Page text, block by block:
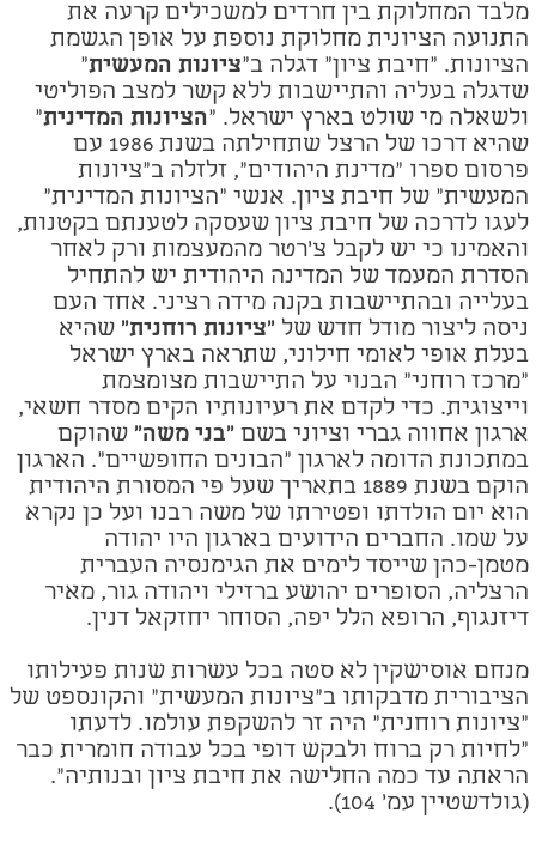
מלבד המחלוקת בין חרדים למשכילים קרעה את
התנועה הציונית מחלוקת נוספת על אופן הגשמת
הציונות. "חיבת ציון" דגלה ב"ציונות המעשית"
שדגלה בעליה והתיישבות ללא קשר למצב הפוליטי
ולשאלה מי שולט בארץ ישראל. "הציונות המדינית"
שהיא דרכו של הרצל שתחילתה בשנת 1986 עם
פרסום ספרו "מדינת היהודים", זלזלה ב"ציונות
המעשית" של חיבת ציון. אנשי "הציונות המדינית"
לעגו לדרכה של חיבת ציון שעסקה לטענתם בקטנות,
והאמינו כי יש לקבל צ'רטר מהמעצמות ורק לאחר
הסדרת המעמד של המדינה היהודית יש להתחיל
בעלייה ובהתיישבות בקנה מידה רציני. אחד העם
ניסה ליצור מודל חדש של"ציונות רוחנית"שהיא
בעלת אופי לאומי חילוני, שתראה בארץ ישראל
"מרכז רוחני" הבנוי על התיישבות מצומצמת
וייצוגית. כדי לקדם את רעיונותיו הקים מסדר חשאי,
ארגון אחווה גברי וציוני בשם"בני משה" שהוקם
במתכונת הדומה לארגון "הבונים החופשיים". הארגון
הוקם בשנת 1889 בתאריך שעל פי המסורת היהודית
הוא יום הולדתו ופטירתו של משה רבנו ועל כן נקרא
על שמו. החברים הידועים בארגון היו יהודה
מטמן-כהן שייסד לימים את הגימנסיה העברית
הרצליה, הסופרים יהושע ברזילי ויהודה גור, מאיר
דיזנגוף, הרופא הלל יפה, הסוחר יחזקאל דנין.
מנחם אוסישקין לא סטה בכל עשרות שנות פעילותו
הציבורית מדבקותו ב"ציונות המעשית" והקונספט של
"ציונות רוחנית" היה זר להשקפת עולמו. לדעתו
"לחיות רק ברוח ולבקש דופי בכל עבודה חומרית כבר
הראתה עד כמה החלישה את חיבת ציון ובנותיה".
(גולדשטיין עמ' 104).